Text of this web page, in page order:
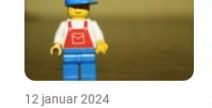
12 januar 2024